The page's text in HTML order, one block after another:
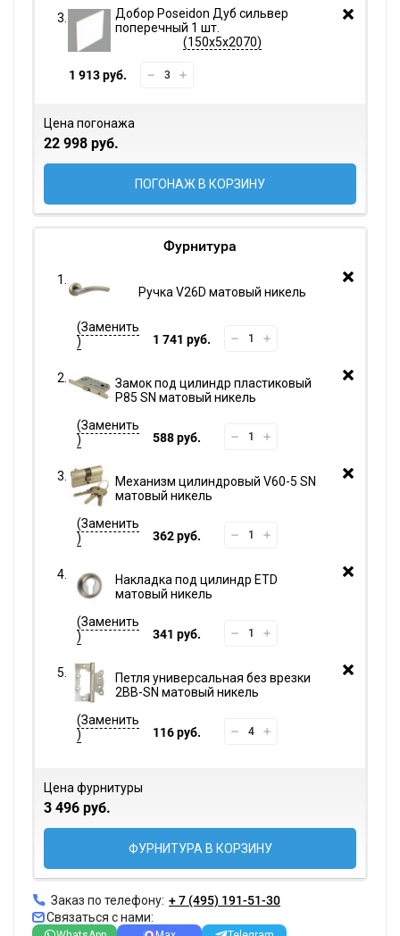
Добор Poseidon Дуб сильвер
поперечный 1 шт.
150х5х2070
1 913 руб.
Цена погонажа
22 998 руб.
ПОГОНАЖ В КОРЗИНУ
Фурнитура
Ручка V26D матовый никель
1 741 руб.
Замок под цилиндр пластиковый
P85 SN матовый никель
588 руб.
Механизм цилиндровый V60-5 SN
матовый никель
362 руб.
Накладка под цилиндр ETD
матовый никель
341 руб.
Петля универсальная без врезки
2BB-SN матовый никель
116 руб.
Цена фурнитуры
3 496 руб.
ФУРНИТУРА В КОРЗИНУ
Заказ по телефону: + 7 (495) 191-51-30
Связаться с нами: